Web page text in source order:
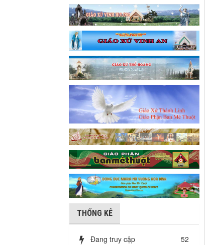
THỐNG KÊ
Đang truy cập
52